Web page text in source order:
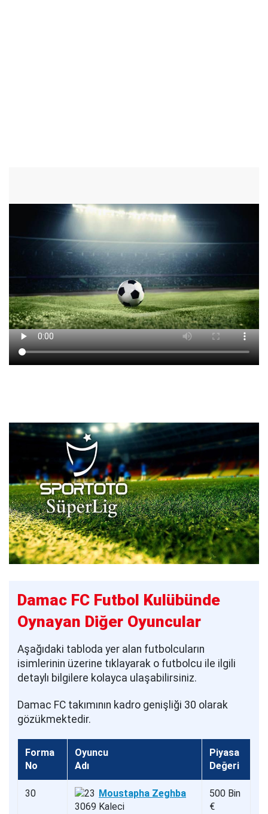
Damac FC Futbol Kulübünde
Oynayan Diğer Oyuncular
Aşağıdaki tabloda yer alan futbolcuların
isimlerinin üzerine tıklayarak o futbolcu ile ilgili
detaylı bilgilere kolayca ulaşabilirsiniz.
Damac FC takımının kadro genişliği 30 olarak
gözükmektedir.
Forma
No
Oyuncu
Adı
Piyasa
Değeri
30
Moustapha Zeghba
Kaleci
500 Bin
€